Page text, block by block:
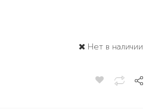
Нет в наличии